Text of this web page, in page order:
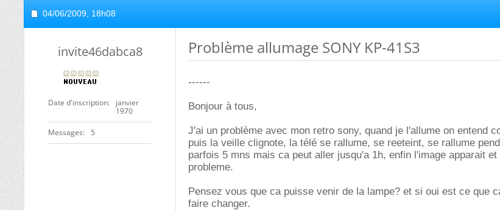
04/06/2009, 18h08
invite46dabca8
Date d'inscription
janvier
1970
Messages 5
Problème allumage SONY KP-41S3
------
Bonjour à tous,
J'ai un problème avec mon retro sony, quand je l'allume on entend
puis la veille clignote, la télé se rallume, se reeteint, se rallume
parfois 5 mns mais ca peut aller jusqu'a 1h, enfin l'image apparait
probleme.
Pensez vous que ca puisse venir de la lampe? et si oui est ce que
faire changer.